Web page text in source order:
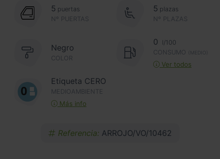
Nº PUERTAS
5 puertas
Nº PLAZAS
5 plazas
Negro
COLOR
0
l/100
CONSUMO
(MEDIO)
Ver todos
Etiqueta CERO
MEDIOAMBIENTE
Más info
Referencia: ARROJO/VO/10462